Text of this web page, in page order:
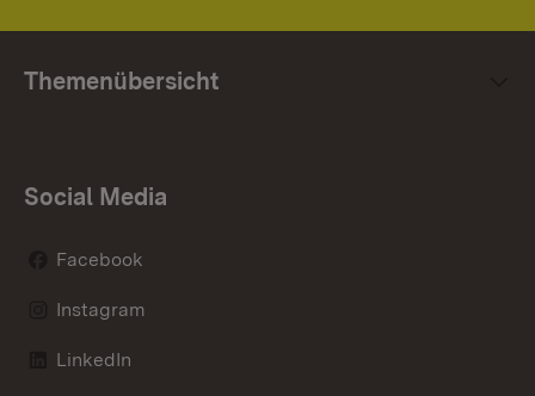
Themenübersicht
Social Media
Facebook
Instagram
LinkedIn